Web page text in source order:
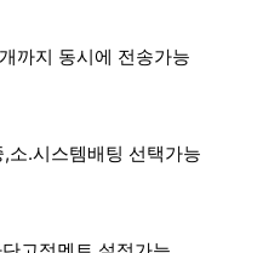
까지 동시에 전송가능
소.시스템배팅 선택가능